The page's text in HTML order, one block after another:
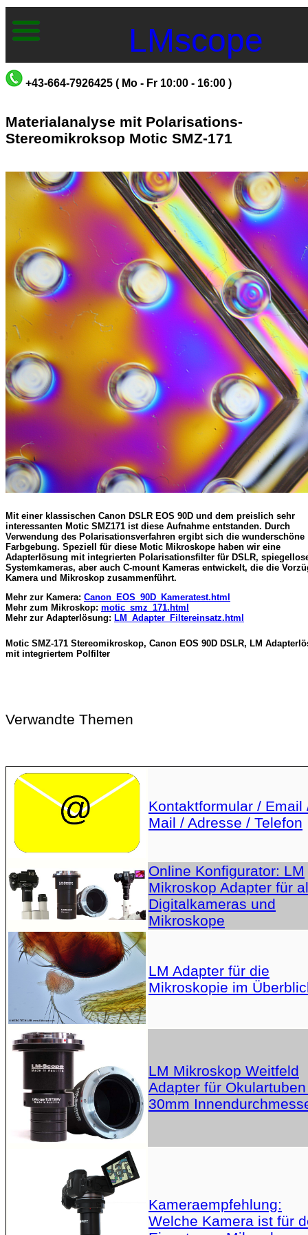
LMscope
+43-664-7926425 ( Mo - Fr 10:00 - 16:00 )
Materialanalyse mit Polarisations-
Stereomikroksop Motic SMZ-171
Mit einer klassischen Canon DSLR EOS 90D und dem preislich sehr
interessanten Motic SMZ171 ist diese Aufnahme entstanden. Durch
Verwendung des Polarisationsverfahren ergibt sich die wunderschöne
Farbgebung. Speziell für diese Motic Mikroskope haben wir eine
Adapterlösung mit integrierten Polarisationsfilter für DSLR,
Systemkameras, aber auch C-mount Kameras entwickelt, die die
Kamera und Mikroskop zusammenführt.
Mehr zur Kamera: Canon_EOS_90D_Kameratest.html
Mehr zum Mikroskop: motic_smz_171.html
Mehr zur Adapterlösung: LM_Adapter_Filtereinsatz.html
Motic SMZ-171 Stereomikroskop, Canon EOS 90D DSLR, LM
mit integriertem Polfilter
Verwandte Themen
Kontaktformular / Email
Mail / Adresse / Telefon
Online Konfigurator: LM
Mikroskop Adapter für
Digitalkameras und
Mikroskope
LM Adapter für die
Mikroskopie im
LM Mikroskop Weitfeld
Adapter für
30mm
Kameraempfehlung:
Welche Kamera ist für